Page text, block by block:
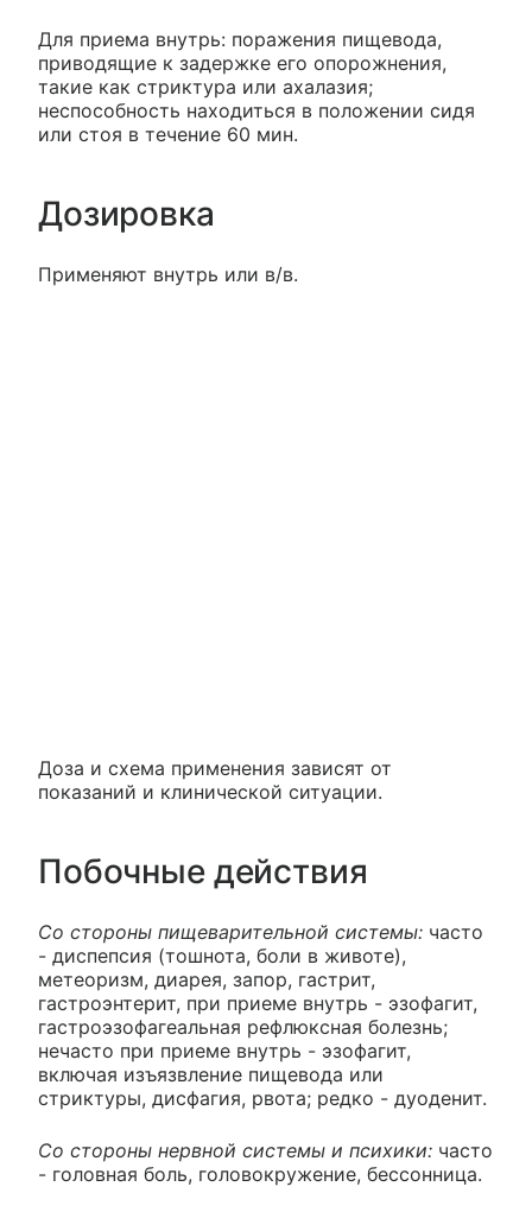
Для приема внутрь: поражения пищевода,
приводящие к задержке его опорожнения,
такие как стриктура или ахалазия;
неспособность находиться в положении сидя
или стоя в течение 60 мин.
Дозировка
Применяют внутрь или в/в.
Доза и схема применения зависят от
показаний и клинической ситуации.
Побочные действия
Со стороны пищеварительной системы: часто
- диспепсия (тошнота, боли в животе),
метеоризм, диарея, запор, гастрит,
гастроэнтерит, при приеме внутрь - эзофагит,
гастроэзофагеальная рефлюксная болезнь;
нечасто при приеме внутрь - эзофагит,
включая изъязвление пищевода или
стриктуры, дисфагия, рвота; редко - дуоденит.
Со стороны нервной системы и психики: часто
- головная боль, головокружение, бессонница.